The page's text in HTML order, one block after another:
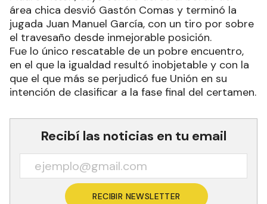
área chica desvió Gastón Comas y terminó la
jugada Juan Manuel García, con un tiro por sobre
el travesaño desde inmejorable posición.
Fue lo único rescatable de un pobre encuentro,
en el que la igualdad resultó inobjetable y con la
que el que más se perjudicó fue Unión en su
intención de clasificar a la fase final del certamen.
Recibí las noticias en tu email
RECIBIR NEWSLETTER